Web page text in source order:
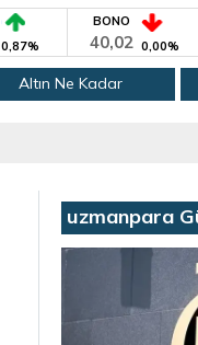
0,87%
BONO
40,02 0,00%
Altın Ne Kadar
uzmanpara